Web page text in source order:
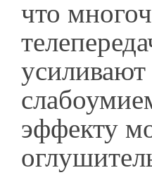
что
эффекту